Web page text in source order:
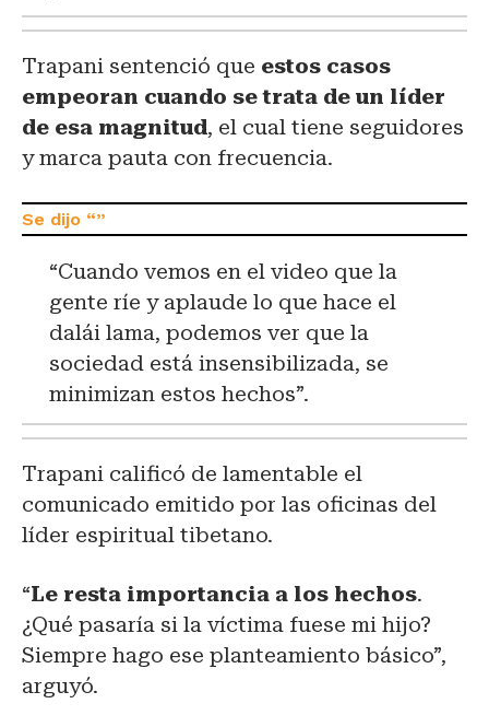
Trapani sentenció que estos casos
empeoran cuando se trata de un líder
de esa magnitud, el cual tiene seguidores
y marca pauta con frecuencia.
“Cuando vemos en el video que la
gente ríe y aplaude lo que hace el
dalái lama, podemos ver que la
sociedad está insensibilizada, se
minimizan estos hechos”.
Trapani calificó de lamentable el
comunicado emitido por las oficinas del
líder espiritual tibetano.
“Le resta importancia a los hechos.
¿Qué pasaría si la víctima fuese mi hijo?
Siempre hago ese planteamiento básico”,
arguyó.